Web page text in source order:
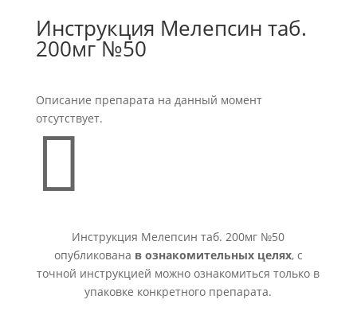
Инструкция Мелепсин таб.
200мг №50
Описание препарата на данный момент
отсутствует.

Инструкция Мелепсин таб. 200мг №50
опубликована в ознакомительных целях, с
точной инструкцией можно ознакомиться только в
упаковке конкретного препарата.